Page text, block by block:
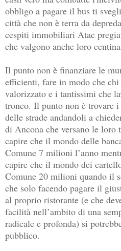
obbligo a pagare il bus ti
città che non è terra da
cespiti immobiliari Atac
che valgono anche loro
Il punto non è finanziare le
efficienti, fare in modo che chi
valorizzato e i tantissimi che
tronco. Il punto non è trovare
delle strade andandoli a
di Ancona che versano le loro
capire che il mondo delle
Comune 7 milioni l’anno
capire che il mondo dei
Comune 20 milioni quando il
che solo facendo pagare il
al proprio ristorante (e che
facilità nell’ambito di una
radicale e profonda) si
pubblico.